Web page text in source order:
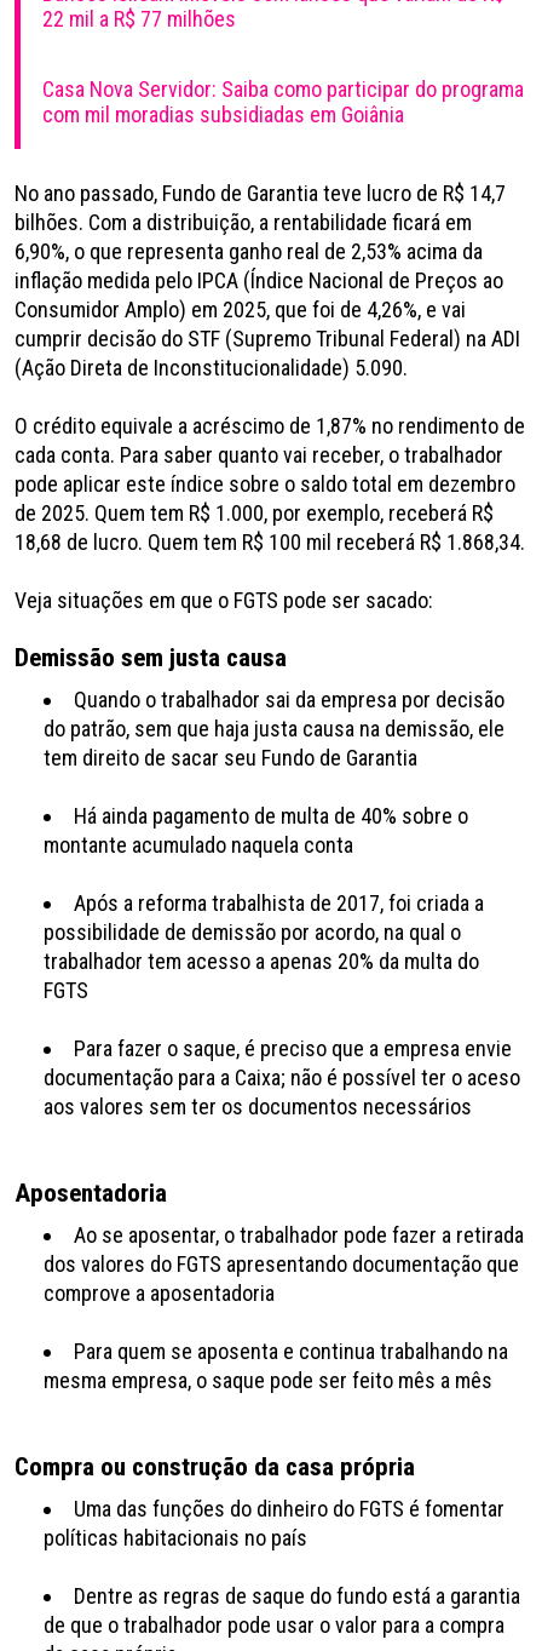
22 mil a R$ 77 milhões
Casa Nova Servidor: Saiba como participar do programa
com mil moradias subsidiadas em Goiânia
No ano passado, Fundo de Garantia teve lucro de R$ 14,7
bilhões. Com a distribuição, a rentabilidade ficará em
6,90%, o que representa ganho real de 2,53% acima da
inflação medida pelo IPCA (Índice Nacional de Preços ao
Consumidor Amplo) em 2025, que foi de 4,26%, e vai
cumprir decisão do STF (Supremo Tribunal Federal) na ADI
(Ação Direta de Inconstitucionalidade) 5.090.
O crédito equivale a acréscimo de 1,87% no rendimento de
cada conta. Para saber quanto vai receber, o trabalhador
pode aplicar este índice sobre o saldo total em dezembro
de 2025. Quem tem R$ 1.000, por exemplo, receberá R$
18,68 de lucro. Quem tem R$ 100 mil receberá R$ 1.868,34.
Veja situações em que o FGTS pode ser sacado:
Demissão sem justa causa
Quando o trabalhador sai da empresa por decisão
do patrão, sem que haja justa causa na demissão, ele
tem direito de sacar seu Fundo de Garantia
Há ainda pagamento de multa de 40% sobre o
montante acumulado naquela conta
Após a reforma trabalhista de 2017, foi criada a
possibilidade de demissão por acordo, na qual o
trabalhador tem acesso a apenas 20% da multa do
FGTS
Para fazer o saque, é preciso que a empresa envie
documentação para a Caixa; não é possível ter o aceso
aos valores sem ter os documentos necessários
Aposentadoria
Ao se aposentar, o trabalhador pode fazer a retirada
dos valores do FGTS apresentando documentação que
comprove a aposentadoria
Para quem se aposenta e continua trabalhando na
mesma empresa, o saque pode ser feito mês a mês
Compra ou construção da casa própria
Uma das funções do dinheiro do FGTS é fomentar
políticas habitacionais no país
Dentre as regras de saque do fundo está a garantia
de que o trabalhador pode usar o valor para a compra